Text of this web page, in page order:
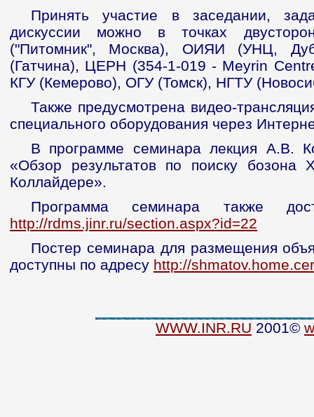
Принять участие в заседании,
дискуссии можно в точках
("Питомник", Москва), ОИЯИ (УНЦ,
(Гатчина), ЦЕРН (354-1-019 - Meyrin
КГУ (Кемерово), ОГУ (Томск), НГТУ
Также предусмотрена видео-
специального оборудования через
В программе семинара лекция А.В.
«Обзор результатов по поиску
Коллайдере».
Программа cеминара также
http://rdms.jinr.ru/section.aspx?id=22
Постер cеминара для размещения
доступны по адресу http://
WWW.INR.RU 2001©